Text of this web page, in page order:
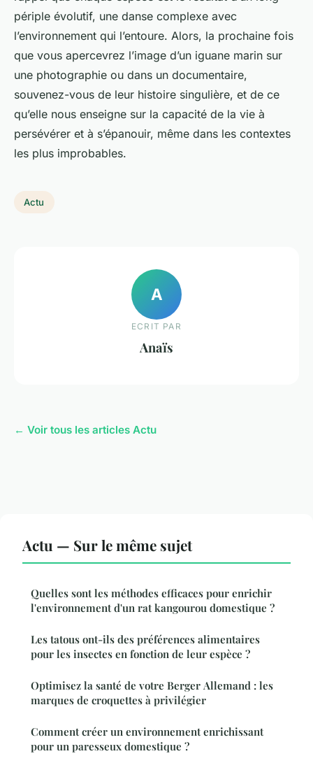
périple évolutif, une danse complexe avec
l’environnement qui l’entoure. Alors, la prochaine fois
que vous apercevrez l’image d’un iguane marin sur
une photographie ou dans un documentaire,
souvenez-vous de leur histoire singulière, et de ce
qu’elle nous enseigne sur la capacité de la vie à
persévérer et à s’épanouir, même dans les contextes
les plus improbables.
Actu
A
ECRIT PAR
Anaïs
← Voir tous les articles Actu
Actu — Sur le même sujet
Quelles sont les méthodes efficaces pour enrichir
l'environnement d'un rat kangourou domestique ?
Les tatous ont-ils des préférences alimentaires
pour les insectes en fonction de leur espèce ?
Optimisez la santé de votre Berger Allemand : les
marques de croquettes à privilégier
Comment créer un environnement enrichissant
pour un paresseux domestique ?